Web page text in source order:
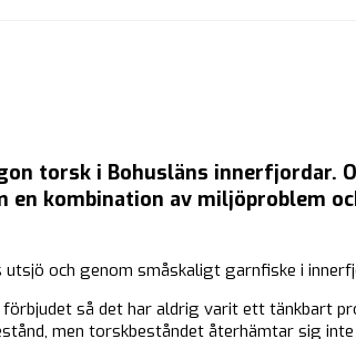
torsk i Bohusläns innerfjordar.
kombination av miljöproblem
och genom småskaligt garnfiske i
så det har aldrig varit ett tänkbart
men torskbeståndet återhämtar sig